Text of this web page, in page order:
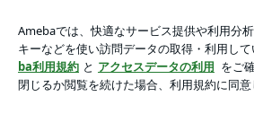
録ください | 【三重県】出張撮影/企業
宮参り/七五三/成人式/家族写真/人物撮
miko.Photo 横山優美子
アプリをダウンロードして ブログの更新通知
ょう。